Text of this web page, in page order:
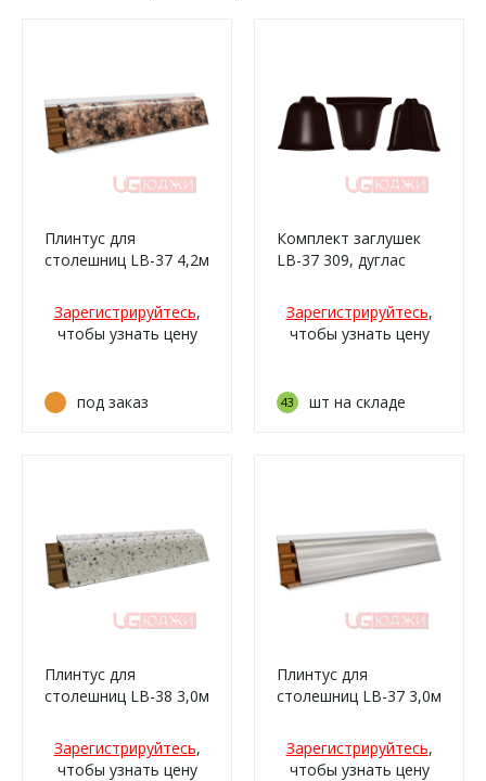
Плинтус для
столешниц LB-37 4,2м
маскарелло
(412м/339)
Зарегистрируйтесь,
чтобы узнать цену
под заказ
Комплект заглушек
LB-37 309, дуглас
Зарегистрируйтесь,
чтобы узнать цену
43 шт на складе
Плинтус для
столешниц LB-38 3,0м
539м, 539г/210)
Зарегистрируйтесь,
чтобы узнать цену
Плинтус для
столешниц LB-37 3,0м
металлик(/310)
Зарегистрируйтесь,
чтобы узнать цену